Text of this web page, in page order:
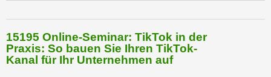
15195 Online-Seminar: TikTok in der
Praxis: So bauen Sie Ihren TikTok-
Kanal für Ihr Unternehmen auf